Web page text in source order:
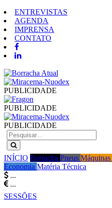
ENTREVISTAS
AGENDA
IMPRENSA
CONTATO
PUBLICIDADE
PUBLICIDADE
PUBLICIDADE
INÍCIO Borracha Pneus Máquinas
Economia Matéria Técnica
...
...
SESSÕES